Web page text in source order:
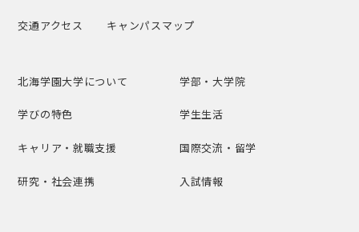
交通アクセス キャンパスマップ
北海学園大学について 学部・大学院
学びの特色 学生生活
キャリア・就職支援 国際交流・留学
研究・社会連携 入試情報